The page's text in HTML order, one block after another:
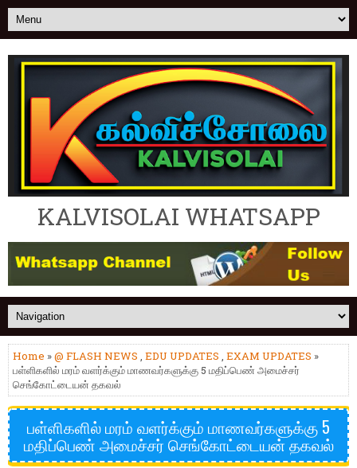
KALVISOLAI WHATSAPP
Home »@ FLASH NEWS , EDU UPDATES , EXAM UPDATES »
பள்ளிகளில் மரம் வளர்க்கும் மாணவர்களுக்கு 5 மதிப்பெண் அமைச்சர்
செங்கோட்டையன் தகவல்
பள்ளிகளில் மரம் வளர்க்கும் மாணவர்களுக்கு 5
மதிப்பெண் அமைச்சர் செங்கோட்டையன் தகவல்